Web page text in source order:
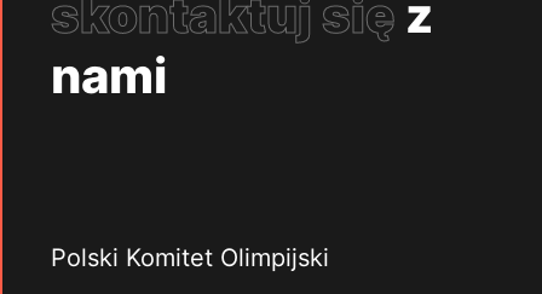
skontaktuj się z
nami
Polski Komitet Olimpijski